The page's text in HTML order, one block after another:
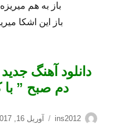
باز به هم
باز این اشکا
دانلود آهنگ
دم صبح ” با کیفیت
نویسنده
ins2012
ارسال
آوریل 16, 2017